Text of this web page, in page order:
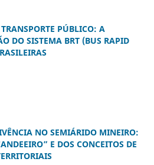
PÚBLICO: A
DO SISTEMA BRT (BUS RAPID
NO SEMIÁRIDO MINEIRO:
E DOS CONCEITOS DE